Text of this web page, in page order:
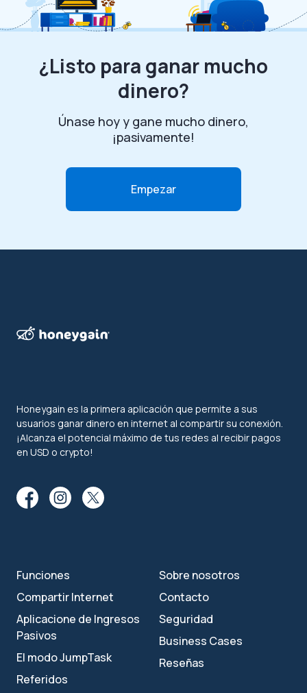
¿Listo para ganar mucho
dinero?
Únase hoy y gane mucho dinero,
¡pasivamente!
Empezar
Honeygain es la primera aplicación que permite a sus
usuarios ganar dinero en internet al compartir su conexión.
¡Alcanza el potencial máximo de tus redes al recibir pagos
en USD o crypto!
Funciones
Compartir Internet
Aplicacione de Ingresos
Pasivos
El modo JumpTask
Referidos
Sobre nosotros
Contacto
Seguridad
Business Cases
Reseñas